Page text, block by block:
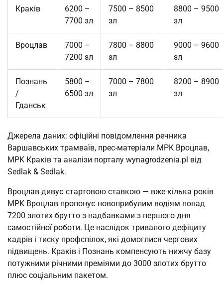
Краків
6200 –
7700 зл
7500 – 8500
зл
8800 – 9500
зл
Вроцлав
7000 –
7200 зл
7800 – 8800
зл
9000 – 9600
зл
Познань
/
Гданськ
5800 –
6500 зл
7000 – 7800
зл
8200 – 8900
зл
Джерела даних: офіційні повідомлення речника
Варшавських трамваїв, прес-матеріали MPK Вроцлав,
MPK Краків та аналізи порталу wynagrodzenia.pl від
Sedlak & Sedlak.
Вроцлав дивує стартовою ставкою — вже кілька років
MPK Вроцлав пропонує новоприбулим водіям понад
7200 злотих брутто з надбавками з першого дня
самостійної роботи. Це наслідок тривалого дефіциту
кадрів і тиску профспілок, які домоглися чергових
підвищень. Краків і Познань компенсують нижчу базу
потужними річними преміями до 3000 злотих брутто
плюс соціальним пакетом.